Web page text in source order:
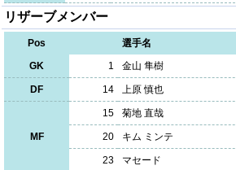
リザーブメンバー
Pos
選手名
GK
1 金山 隼樹
DF 14 上原 慎也
MF
15 菊地 直哉
20 キム ミンテ
23 マセード